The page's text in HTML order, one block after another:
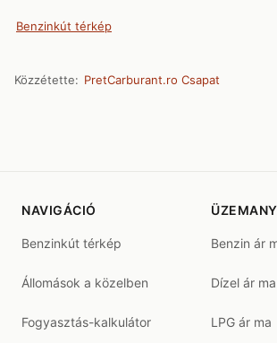
Benzinkút térkép
Közzétette: PretCarburant.ro Csapat
NAVIGÁCIÓ
Benzinkút térkép
Állomások a közelben
Fogyasztás-kalkulátor
Benzin ár
Dízel ár ma
LPG ár ma